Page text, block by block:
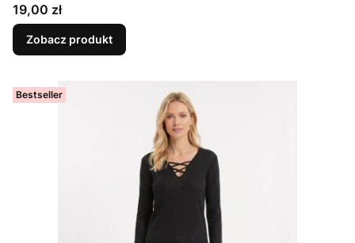
Cena
19,00 zł
Zobacz produkt
Bestseller